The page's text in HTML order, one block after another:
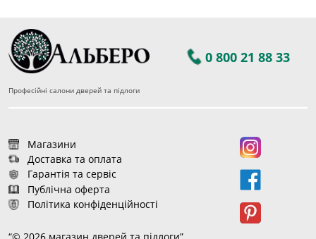
0 800 21 88 33
Професійні салони дверей та підлоги
Магазини
Доставка та оплата
Гарантія та сервіс
Публічна оферта
Політика конфіденційності